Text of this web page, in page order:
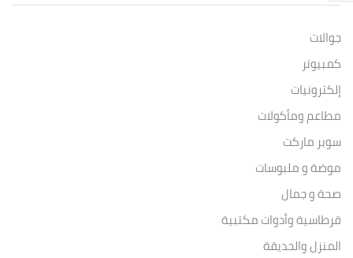
جوالات
كمبيوتر
إلكترونيات
مطاعم ومأكولات
سوبر ماركت
موضة و ملبوسات
صحة و جمال
قرطاسية وأدوات مكتبية
المنزل والحديقة